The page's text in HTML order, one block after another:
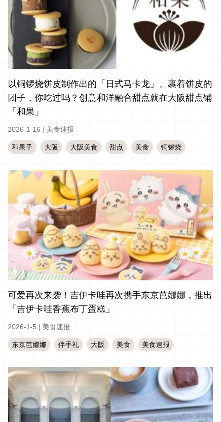
以铜锣烧饼皮制作出的「日式马卡龙」、裹着饼皮的
团子，你吃过吗？创意和洋融合甜点就在大阪甜点铺
「和果」
2026-1-16 | 美食速报
和果子 大阪 大阪美食 甜点 美食 铜锣烧
可爱再次来袭！吉伊卡哇再次携手东京芭娜娜，推出
「吉伊卡哇香蕉布丁蛋糕」
2026-1-5 | 美食速报
东京芭娜娜 伴手礼 大阪 美食 美食速报